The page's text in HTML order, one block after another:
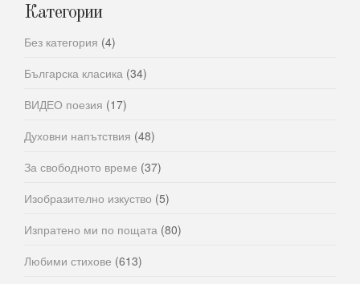
Категории
Без категория (4)
Българска класика (34)
ВИДЕО поезия (17)
Духовни напътствия (48)
За свободното време (37)
Изобразително изкуство (5)
Изпратено ми по пощата (80)
Любими стихове (613)